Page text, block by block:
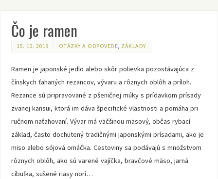
Čo je ramen
15. 10. 2019 OTÁZKY A ODPOVEDE, ZÁKLADY
Ramen je japonské jedlo alebo skôr polievka pozostávajúca z
čínskych ťahaných rezancov, vývaru a rôznych oblôh a príloh.
Rezance sú pripravované z pšeničnej múky s prídavkom prísady
zvanej kansui, ktorá im dáva špecifické vlastnosti a pomáha pri
ručnom naťahovaní. Vývar má väčšinou mäsový, občas rybací
základ, často dochutený tradičnými japonskými prísadami, ako je
miso alebo sójová omáčka. Cestoviny sa podávajú s množstvom
rôznych oblôh, ako sú varené vajíčka, bravčové mäso, jarná
cibuľka, sušené riasy nori…